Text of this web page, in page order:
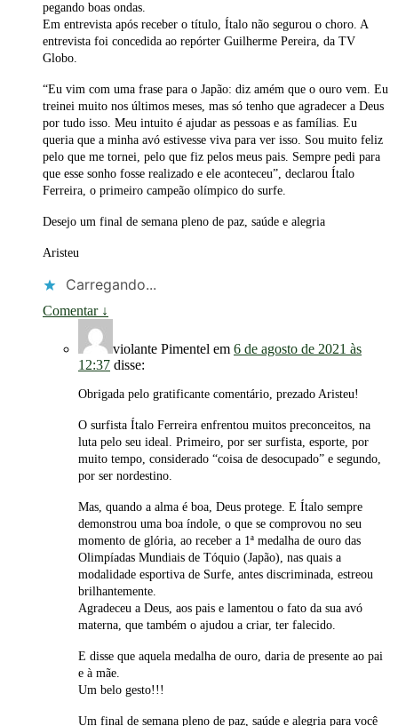
pegando boas ondas.
Em entrevista após receber o título, Ítalo não segurou o choro. A
entrevista foi concedida ao repórter Guilherme Pereira, da TV
Globo.
“Eu vim com uma frase para o Japão: diz amém que o ouro vem. Eu
treinei muito nos últimos meses, mas só tenho que agradecer a Deus
por tudo isso. Meu intuito é ajudar as pessoas e as famílias. Eu
queria que a minha avó estivesse viva para ver isso. Sou muito feliz
pelo que me tornei, pelo que fiz pelos meus pais. Sempre pedi para
que esse sonho fosse realizado e ele aconteceu”, declarou Ítalo
Ferreira, o primeiro campeão olímpico do surfe.
Desejo um final de semana pleno de paz, saúde e alegria
Aristeu
Carregando...
Comentar ↓
violante Pimentel em 6 de agosto de 2021 às
12:37 disse:
Obrigada pelo gratificante comentário, prezado Aristeu!
O surfista Ítalo Ferreira enfrentou muitos preconceitos, na
luta pelo seu ideal. Primeiro, por ser surfista, esporte, por
muito tempo, considerado “coisa de desocupado” e segundo,
por ser nordestino.
Mas, quando a alma é boa, Deus protege. E Ítalo sempre
demonstrou uma boa índole, o que se comprovou no seu
momento de glória, ao receber a 1ª medalha de ouro das
Olimpíadas Mundiais de Tóquio (Japão), nas quais a
modalidade esportiva de Surfe, antes discriminada, estreou
brilhantemente.
Agradeceu a Deus, aos pais e lamentou o fato da sua avó
materna, que também o ajudou a criar, ter falecido.
E disse que aquela medalha de ouro, daria de presente ao pai
e à mãe.
Um belo gesto!!!
Um final de semana pleno de paz, saúde e alegria para você